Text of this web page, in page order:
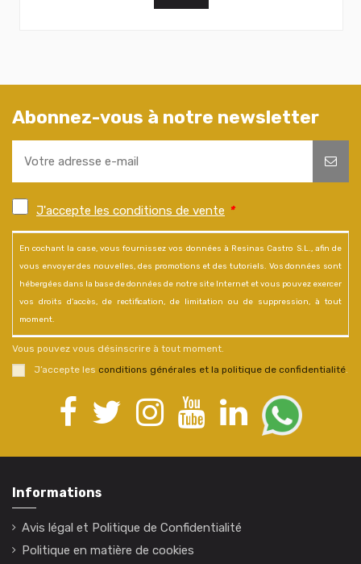
Abonnez-vous à notre newsletter
J'accepte les conditions de vente *
En cochant la case, vous fournissez vos données à Resinas Castro S.L., afin de
vous envoyer des nouvelles, des promotions et des tutoriels. Vos données sont
hébergées dans la base de données de notre site Internet et vous pouvez exercer
vos droits d'accès, de rectification, de limitation ou de suppression, à tout
moment.
Vous pouvez vous désinscrire à tout moment.
J’accepte les conditions générales et la politique de confidentialité.
Informations
Avis légal et Politique de Confidentialité
Politique en matière de cookies